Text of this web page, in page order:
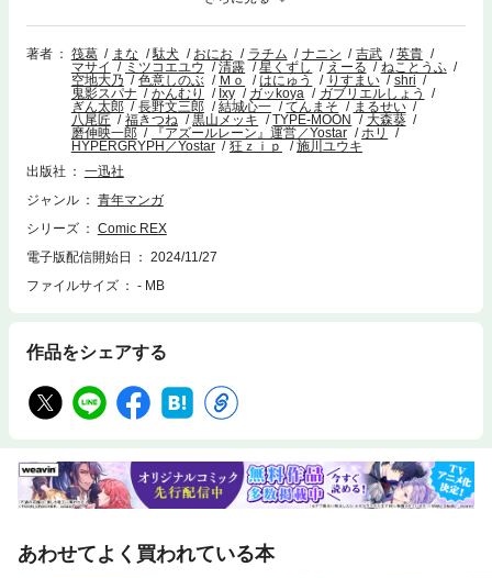
欲の聖女です～無双スキル「クリア報酬」で盛大に勘違いされました～』
（原作：ラチム 漫画：ナニン キャラクターデザイン：吉武）／『１年
A組のモンスター』（英貴）／『落ちこぼれ衛士見習いの少年。（実は）
最強最悪の暗殺者。』（原作：マサイ 漫画：ミツコエ ユウ）／『冒険者
パーティーを追放された回復士の少女を拾って育成したら、まさかの最強
職業に転職!? おまけに彼女の様子が何やらおかしくて…』（原作：清露
漫画：星くずし キャラクターデザイン：えーる）／『お兄ちゃんはおし
まい！』（ねことうふ）／『砂魔法で砂の王国を作ろう～砂漠に追放され
たから頑張って祖国以上の国家を建ててみた～』（原作：空地大乃 漫
蘇生』が覚醒して、いにしえの魔王軍を復活させてしまいました～誰も死
なせない最強ヒーラー～』（原作：はにゅう 漫画：りすまい キャラク
様がラスボスを倒しちゃったので私は好き放題生きていく～』（原作：鬼
影スパナ 漫画：かんむり キャラクターデザイン：Ixy）／『もしもチー
だ！～』（原作：空地大乃 漫画：色意しのぶ キャラクターデザイン：
ぎん太郎）／『ダンジョン島で宿屋をやろう！創造魔法を貰った俺の細腕
繁盛記』（原作：長野文三郎 漫画：結城心一 キャラクターデザイン：
てんまそ）／『「お前を追放する」追放されたのは俺ではなく無口な魔法
少女でした』（原作：まるせい 漫画：八尾匠 キャラクターデザイン：
た』（原作：空地大乃 漫画：黒山メッキ）／『Fate/Grand Order -Epic o
f Remnant- 亜種特異点Ⅳ 禁忌降臨庭園 セイレム 異端なるセイレム』（原
作：TYPE-MOON 漫画：大森葵）／『氷室の天地 Fate/school life』（原
ぜんしんっ！』（原作：『アズールレーン』運営/Yostar 漫画：ホリ）／
『アークナイツOPERATORS!』（原作･監修：HYPERGRYPH/Yostar 漫
著者 筏葛 まな 駄犬 おにお ラチム ナニン 吉武
英貴
マサイ
ミツコエユウ 清露 星くずし えーる
ねことうふ
空地大乃
色意しのぶ Ｍｏ はにゅう りすまい
shri
鬼影スパナ
かんむり Ixy ガッkoya
ガブリエルしょう
ぎん太郎
長野文三郎 結城心一 てんまそ
まるせい
八尾匠
福きつね 黒山メッキ TYPE-MOON
大森葵
磨伸映一郎
『アズールレーン』運営／Yostar
ホリ
HYPERGRYPH／Yostar
狂ｚｉｐ
施川ユウキ
出版社
一迅社
ジャンル
青年マンガ
シリーズ
Comic REX
電子版配信開始日
2024/11/27
ファイルサイズ
- MB
作品をシェアする
あわせてよく買われている本